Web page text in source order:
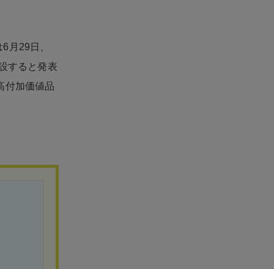
月29日、
すると発表
付加価値品